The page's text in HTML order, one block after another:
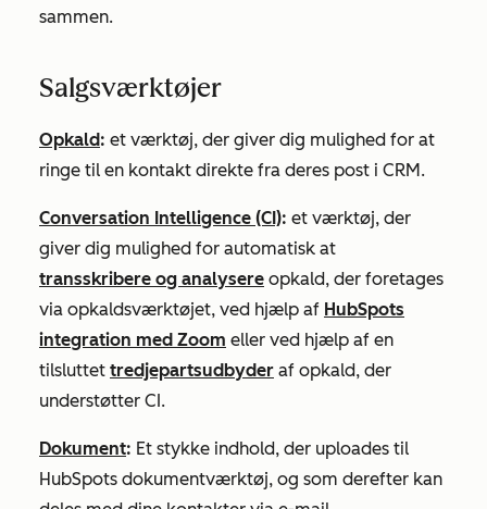
sammen.
Salgsværktøjer
Opkald: et værktøj, der giver dig mulighed for at
ringe til en kontakt direkte fra deres post i CRM.
Conversation Intelligence (CI): et værktøj, der
giver dig mulighed for automatisk at
transskribere og analysere opkald, der foretages
via opkaldsværktøjet, ved hjælp af HubSpots
integration med Zoom eller ved hjælp af en
tilsluttet tredjepartsudbyder af opkald, der
understøtter CI.
Dokument: Et stykke indhold, der uploades til
HubSpots dokumentværktøj, og som derefter kan